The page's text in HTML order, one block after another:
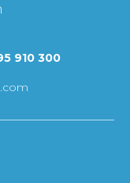
910 300